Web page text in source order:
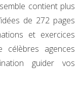
contient plus
de 272 pages
et exercices
agences
guider vos